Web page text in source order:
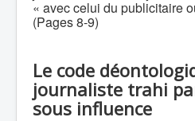
« avec celui du publicitaire
(Pages 8-9)
Le code
journaliste trahi
sous influence